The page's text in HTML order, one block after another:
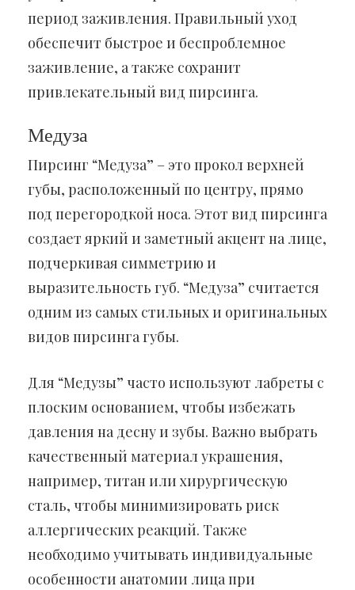
период заживления. Правильный уход
обеспечит быстрое и беспроблемное
заживление, а также сохранит
привлекательный вид пирсинга.
Медуза
Пирсинг “Медуза” – это прокол верхней
губы, расположенный по центру, прямо
под перегородкой носа. Этот вид пирсинга
создает яркий и заметный акцент на лице,
подчеркивая симметрию и
выразительность губ. “Медуза” считается
одним из самых стильных и оригинальных
видов пирсинга губы.
Для “Медузы” часто используют лабреты с
плоским основанием, чтобы избежать
давления на десну и зубы. Важно выбрать
качественный материал украшения,
например, титан или хирургическую
сталь, чтобы минимизировать риск
аллергических реакций. Также
необходимо учитывать индивидуальные
особенности анатомии лица при